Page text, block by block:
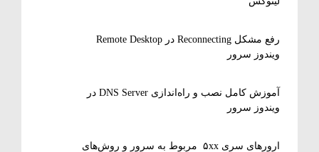
رفع مشکل Reconnecting در Remote Desktop
ویندوز سرور
آموزش کامل نصب و راه‌اندازی DNS Server در
ویندوز سرور
ارورهای سری ۵xx مربوط به سرور و روش‌های